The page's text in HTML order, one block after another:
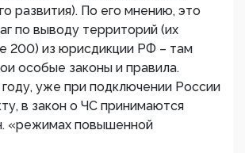
развития). По его мнению, это
по выводу территорий (их
200) из юрисдикции РФ – там
особые законы и правила.
уже при подключении России
в закон о ЧС принимаются
«режимах повышенной